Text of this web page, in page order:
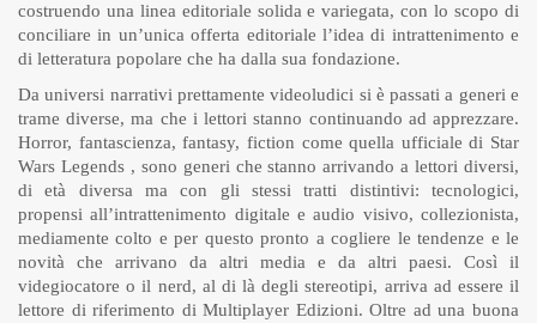
costruendo una linea editoriale solida e variegata, con lo scopo di
conciliare in un’unica offerta editoriale l’idea di intrattenimento e
di letteratura popolare che ha dalla sua fondazione.
Da universi narrativi prettamente videoludici si è passati a generi e
trame diverse, ma che i lettori stanno continuando ad apprezzare.
Horror, fantascienza, fantasy, fiction come quella ufficiale di Star
Wars Legends , sono generi che stanno arrivando a lettori diversi,
di età diversa ma con gli stessi tratti distintivi: tecnologici,
propensi all’intrattenimento digitale e audio visivo, collezionista,
mediamente colto e per questo pronto a cogliere le tendenze e le
novità che arrivano da altri media e da altri paesi. Così il
videgiocatore o il nerd, al di là degli stereotipi, arriva ad essere il
lettore di riferimento di Multiplayer Edizioni. Oltre ad una buona